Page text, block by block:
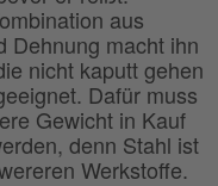
aus
Dehnung macht ihn
nicht kaputt gehen
Dafür muss
Gewicht in Kauf
denn Stahl ist
Werkstoffe.